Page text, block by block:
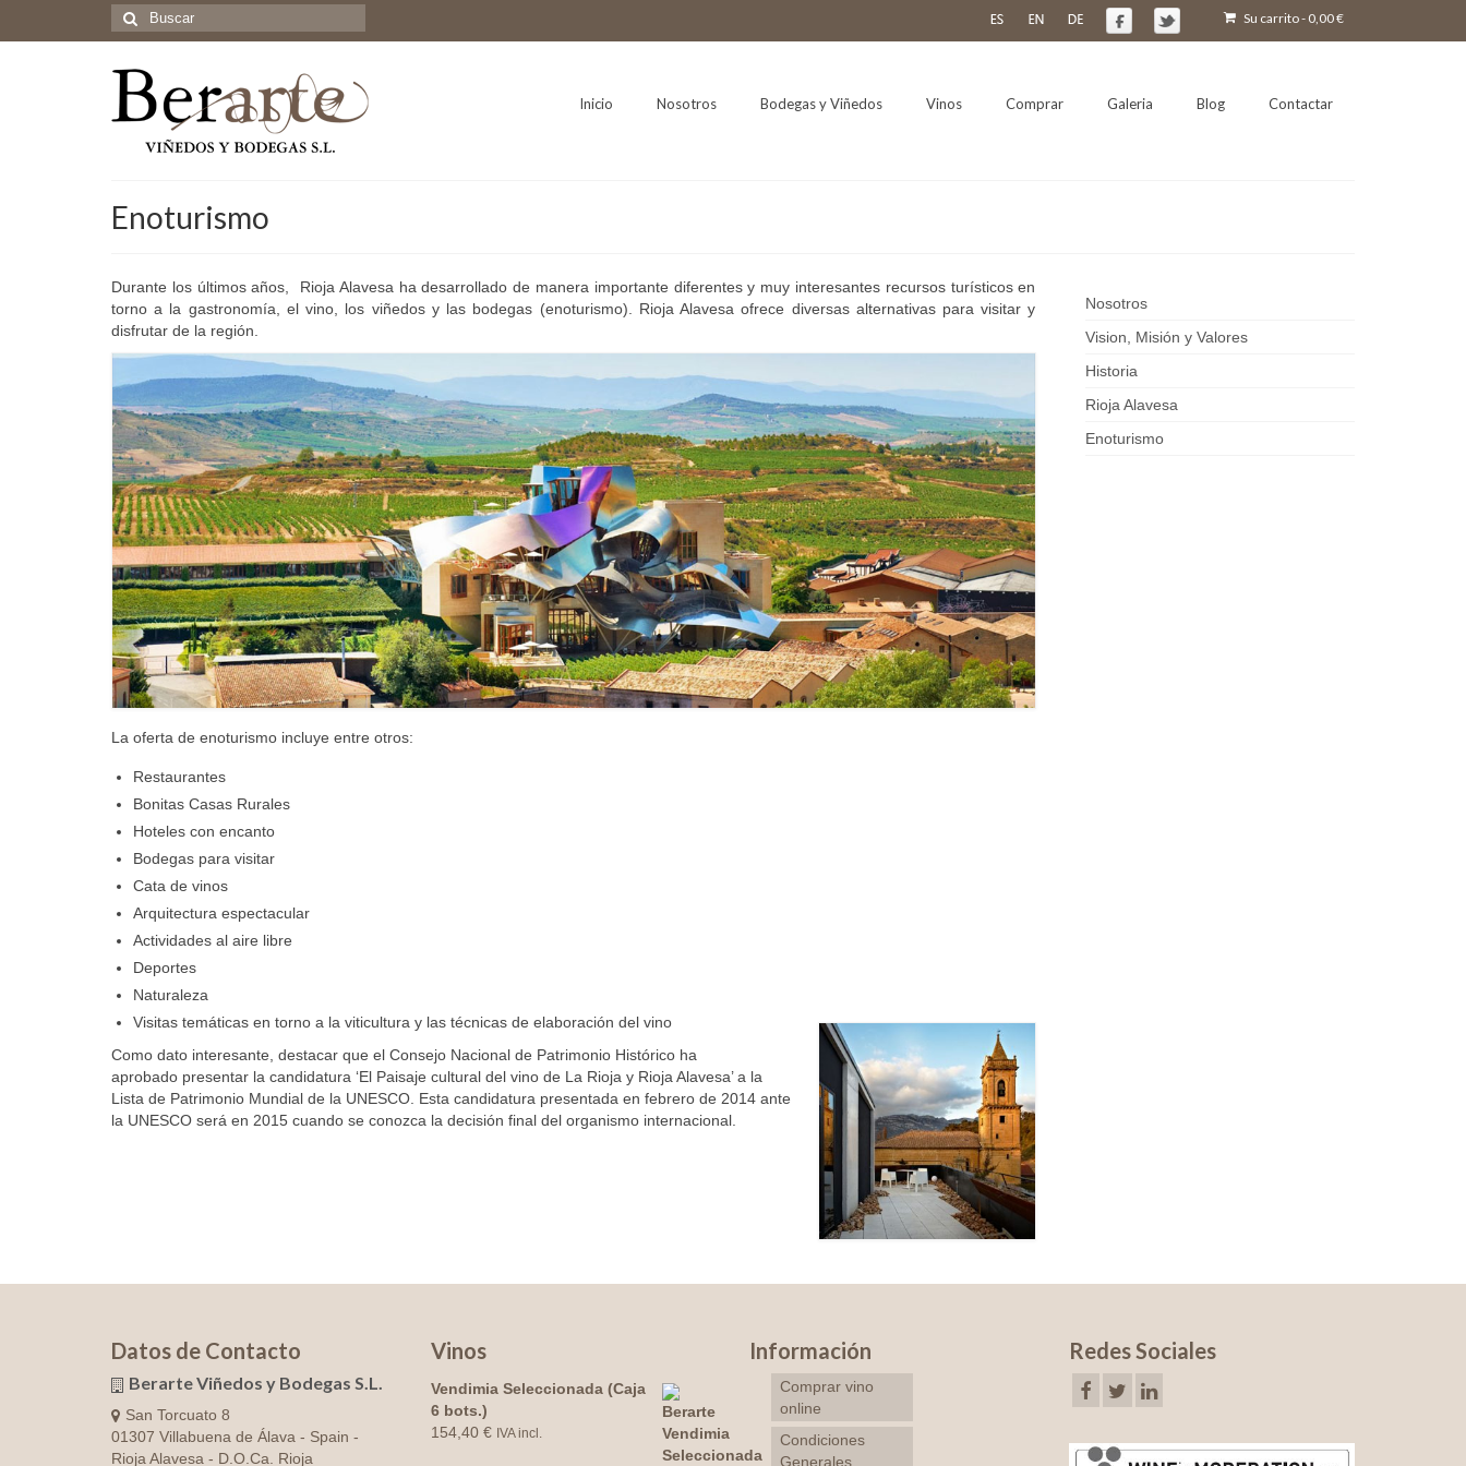
Su carrito- 0,00€
Buscar
por:
Inicio Nosotros Bodegas y Viñedos Vinos Comprar Galeria Blog Contactar
Enoturismo
Durante los últimos años, Rioja Alavesa ha desarrollado de manera importante diferentes y muy interesantes recursos turísticos en
torno a la gastronomía, el vino, los viñedos y las bodegas (enoturismo). Rioja Alavesa ofrece diversas alternativas para visitar y
disfrutar de la región.
La oferta de enoturismo incluye entre otros:
Restaurantes
Bonitas Casas Rurales
Hoteles con encanto
Bodegas para visitar
Cata de vinos
Arquitectura espectacular
Actividades al aire libre
Deportes
Naturaleza
Visitas temáticas en torno a la viticultura y las técnicas de elaboración del vino
Como dato interesante, destacar que el Consejo Nacional de Patrimonio Histórico ha
aprobado presentar la candidatura ‘El Paisaje cultural del vino de La Rioja y Rioja Alavesa’ a la
Lista de Patrimonio Mundial de la UNESCO. Esta candidatura presentada en febrero de 2014 ante
la UNESCO será en 2015 cuando se conozca la decisión final del organismo internacional.
Nosotros
Vision, Misión y Valores
Historia
Rioja Alavesa
Enoturismo
Datos de Contacto
Berarte Viñedos y Bodegas S.L.
San Torcuato 8
01307 Villabuena de Álava - Spain -
Rioja Alavesa - D.O.Ca. Rioja
Vinos
Vendimia Seleccionada (Caja
6 bots.)
154,40 € IVA incl.
Información
Comprar vino
online
Condiciones
Generales
Redes Sociales